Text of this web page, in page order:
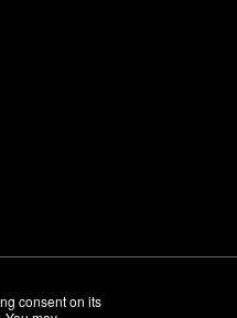
consent on its